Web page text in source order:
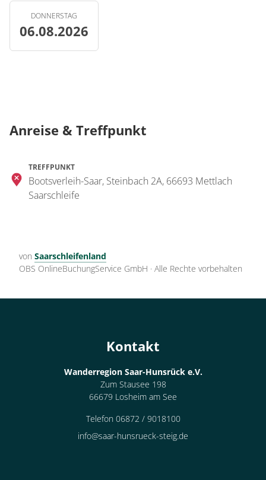
DONNERSTAG
06.08.2026
Anreise & Treffpunkt
TREFFPUNKT
Bootsverleih-Saar, Steinbach 2A, 66693 Mettlach
Saarschleife
von Saarschleifenland
OBS OnlineBuchungService GmbH · Alle Rechte vorbehalten
Kontakt
Wanderregion Saar-Hunsrück e.V.
Zum Stausee 198
66679 Losheim am See
Telefon 06872 / 9018100
info@saar-hunsrueck-steig.de